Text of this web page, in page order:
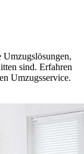
Umzugslösungen,
sind. Erfahren
Umzugsservice.